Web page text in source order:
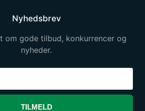
Nyhedsbrev
om gode tilbud, konkurrencer og
nyheder.
TILMELD